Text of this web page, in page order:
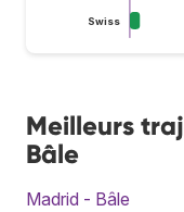
Swiss
Meilleurs
Bâle
Madrid - Bâle